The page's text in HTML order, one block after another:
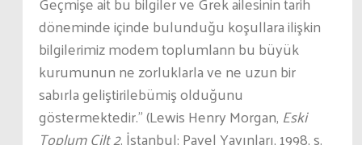
döneminde içinde bulunduğu koşullara ilişkin
bilgilerimiz modem toplumlann bu büyük
kurumunun ne zorluklarla ve ne uzun bir
sabırla geliştirilebümiş olduğunu
göstermektedir.” (Lewis Henry Morgan, Eski
Toplum Cilt 2. İstanbul: Payel Yayınları, 1998, s.